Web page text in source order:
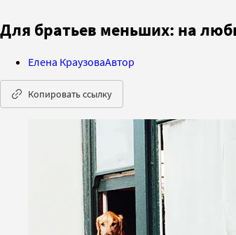
Для братьев меньших: на
Елена КраузоваАвтор
Копировать ссылку